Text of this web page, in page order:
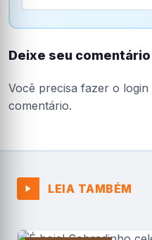
Deixe seu comentário
Você precisa fazer o login
comentário.
LEIA TAMBÉM